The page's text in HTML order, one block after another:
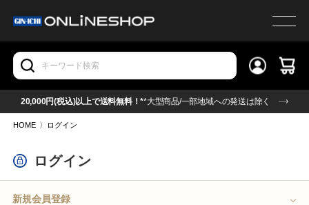
20,000円(税込)以上で送料無料！**大型商品/一部地域への発送は除く
HOME 〉 ログイン
ログイン
新規会員登録